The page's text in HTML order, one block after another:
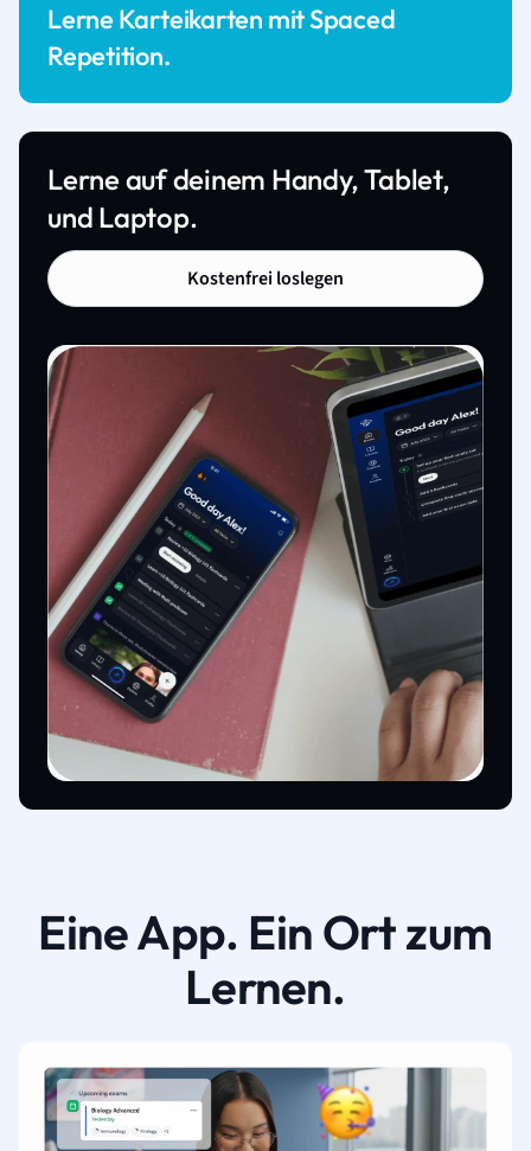
Lerne Karteikarten mit Spaced
Repetition.
Lerne auf deinem Handy, Tablet,
und Laptop.
Kostenfrei loslegen
Eine App. Ein Ort zum
Lernen.